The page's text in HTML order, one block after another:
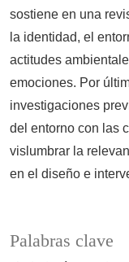
Palabras clave
sostiene en una
la identidad, el
actitudes
emociones. Por
investigaciones
del entorno con las
vislumbrar la
en el diseño e